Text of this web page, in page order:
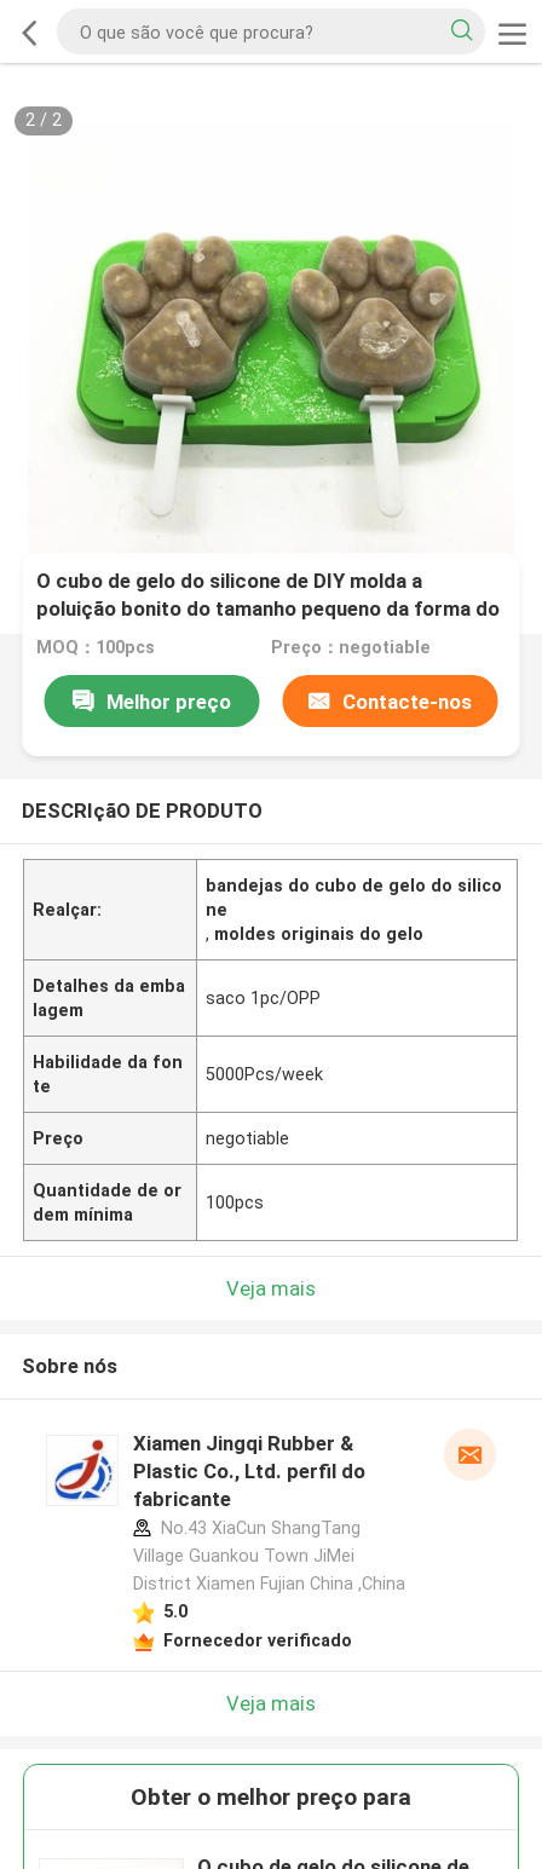
2/ 2
O cubo de gelo do silicone de DIY molda a
poluição bonito do tamanho pequeno da forma do
homem da neve não
MOQ：100pcs Preço：negotiable
Melhor preço Contacte-nos
DESCRIçãO DE PRODUTO
Realçar:
bandejas do cubo de gelo do silico
ne
, moldes originais do gelo
Detalhes da emba
lagem
saco 1pc/OPP
Habilidade da fon
te
5000Pcs/week
Preço negotiable
Quantidade de or
dem mínima
100pcs
Veja mais
Sobre nós
Xiamen Jingqi Rubber &
Plastic Co., Ltd. perfil do
fabricante
No.43 XiaCun ShangTang
Village Guankou Town JiMei
District Xiamen Fujian China ,China
5.0
Fornecedor verificado
Veja mais
Obter o melhor preço para